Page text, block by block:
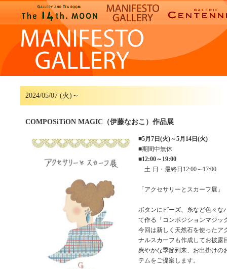
2024/05/07 (火)～
COMPOSiTiON MAGIC（伊藤なおこ）作品展
■5月7日(火)～5月14日(火)
■期間中無休
■12:00～19:00
土·日・最終日12:00～17:00
「アクセサリーとスカーフ展」
ボタンにビーズ、糸など色々な
て作る「コンポジションマジッ
今回は新しく天然石を使ったア
ナルスカーフも作成してお披露
爽やかな季節到来、お出掛けの
テムをご提案します。